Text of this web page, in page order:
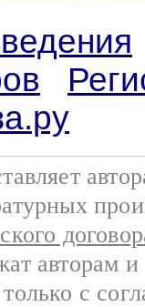
авторам
с